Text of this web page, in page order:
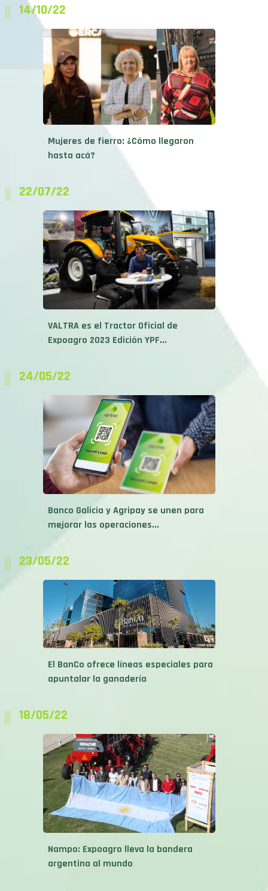
14/10/22
Mujeres de fierro: ¿Cómo llegaron
hasta acá?
22/07/22
VALTRA es el Tractor Oficial de
Expoagro 2023 Edición YPF...
24/05/22
Banco Galicia y Agripay se unen para
mejorar las operaciones...
23/05/22
El BanCo ofrece líneas especiales para
apuntalar la ganadería
18/05/22
Nampo: Expoagro lleva la bandera
argentina al mundo